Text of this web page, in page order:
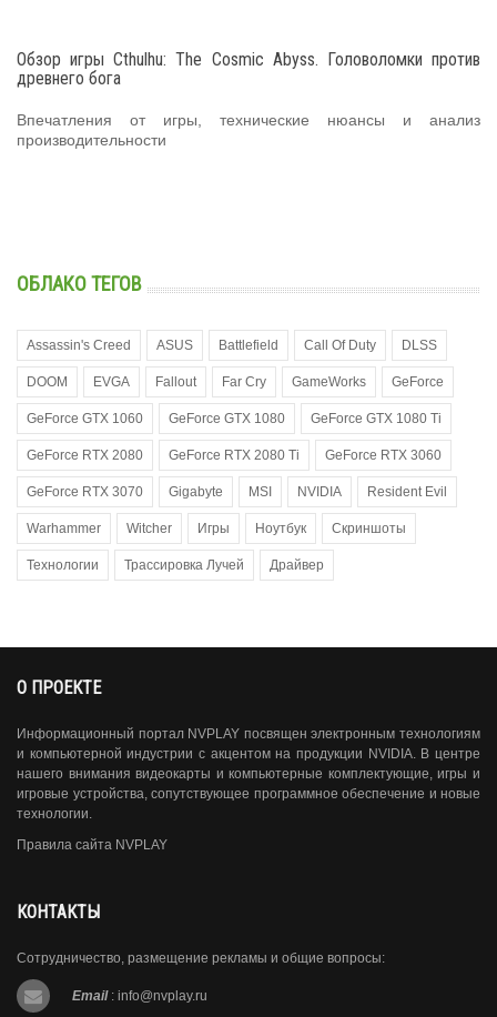
Обзор игры Cthulhu: The Cosmic Abyss. Головоломки против
древнего бога
Впечатления от игры, технические нюансы и анализ
производительности
ОБЛАКО ТЕГОВ
Assassin's Creed ASUS Battlefield Call Of Duty DLSS
DOOM EVGA Fallout Far Cry GameWorks GeForce
GeForce GTX 1060 GeForce GTX 1080 GeForce GTX 1080 Ti
GeForce RTX 2080 GeForce RTX 2080 Ti GeForce RTX 3060
GeForce RTX 3070 Gigabyte MSI NVIDIA Resident Evil
Warhammer Witcher Игры Ноутбук Скриншоты
Технологии Трассировка Лучей Драйвер
О ПРОЕКТЕ
Информационный портал NVPLAY посвящен электронным технологиям
и компьютерной индустрии с акцентом на продукции NVIDIA. В центре
нашего внимания видеокарты и компьютерные комплектующие, игры и
игровые устройства, сопутствующее программное обеспечение и новые
технологии.
Правила сайта NVPLAY
КОНТАКТЫ
Сотрудничество, размещение рекламы и общие вопросы:
Email : info@nvplay.ru